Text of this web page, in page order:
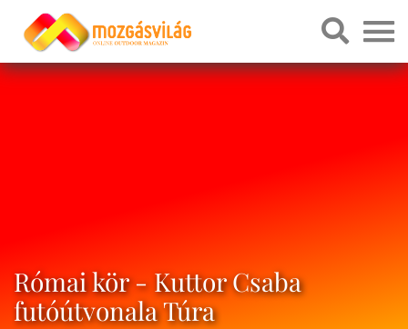
Római kör - Kuttor Csaba
futóútvonala Túra